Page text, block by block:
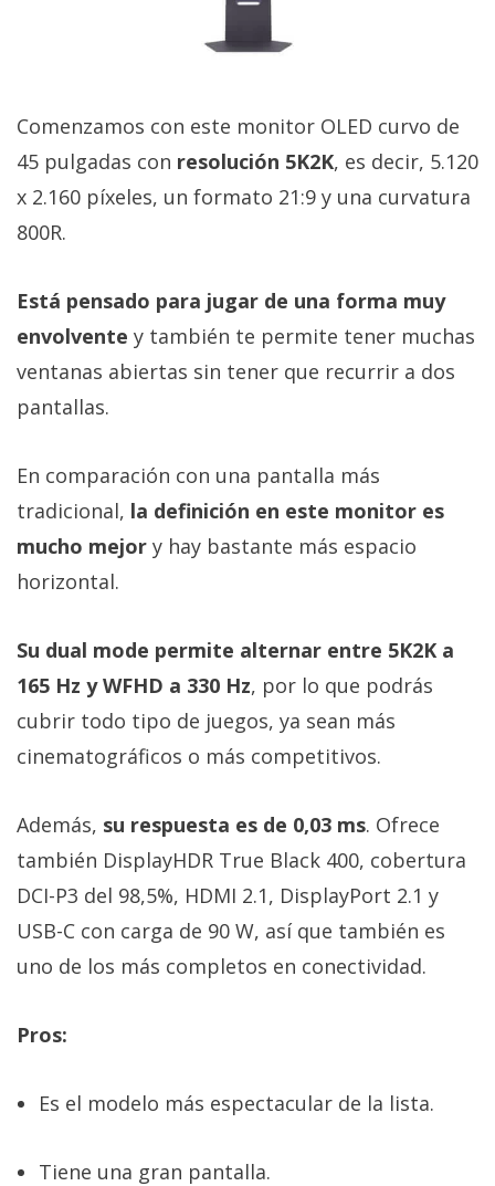
digital donde
todas las
noticias sobre
tecnología,
móviles,
informática,
videojuegos,
comparativas,
tutoriales.
El Grupo
2026.Algunos
derechos
reservados
Comenzamos con este monitor OLED curvo de
45 pulgadas con resolución 5K2K, es decir, 5.120
x 2.160 píxeles, un formato 21:9 y una curvatura
800R.
Está pensado para jugar de una forma muy
envolvente y también te permite tener muchas
ventanas abiertas sin tener que recurrir a dos
pantallas.
En comparación con una pantalla más
tradicional, la definición en este monitor es
mucho mejor y hay bastante más espacio
horizontal.
Su dual mode permite alternar entre 5K2K a
165 Hz y WFHD a 330 Hz, por lo que podrás
cubrir todo tipo de juegos, ya sean más
cinematográficos o más competitivos.
Además, su respuesta es de 0,03 ms. Ofrece
también DisplayHDR True Black 400, cobertura
DCI-P3 del 98,5%, HDMI 2.1, DisplayPort 2.1 y
USB-C con carga de 90 W, así que también es
uno de los más completos en conectividad.
Pros:
Es el modelo más espectacular de la lista.
Tiene una gran pantalla.